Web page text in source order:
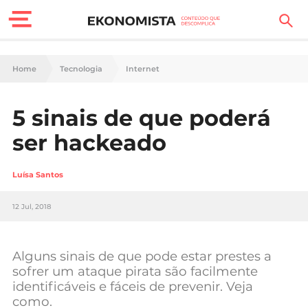
Finanças Pessoais
Carreira
Tecnologia
Negócios
Home Tecnologia Internet
5 sinais de que poderá
ser hackeado
Luísa Santos
12 Jul, 2018
Alguns sinais de que pode estar prestes a
sofrer um ataque pirata são facilmente
identificáveis e fáceis de prevenir. Veja
como.